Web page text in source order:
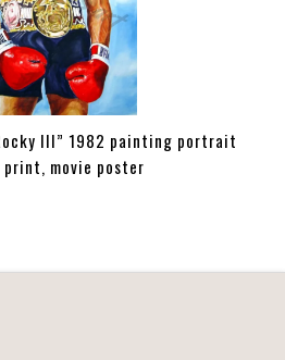
III” 1982 painting portrait
print, movie poster